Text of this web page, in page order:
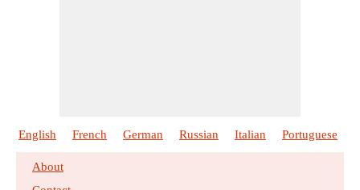
English French German Russian Italian Portuguese
About